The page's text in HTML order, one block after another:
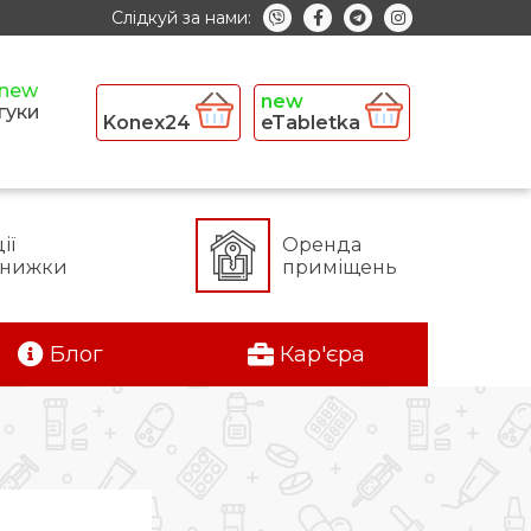
Слідкуй за нами:
Konex24 eTabletka
Оренда
приміщень
Блог Кар'єра